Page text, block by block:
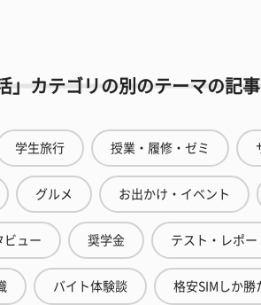
」カテゴリの別のテーマの記
学生旅行 授業・履修・ゼミ
グルメ お出かけ・イベント
ビュー 奨学金 テスト・レポー
バイト体験談 格安SIMしか勝